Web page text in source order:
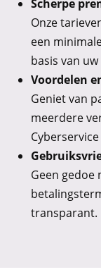
Scherpe
Onze
een
basis van
Voordelen
Geniet van
meerdere
Geen
transparant.